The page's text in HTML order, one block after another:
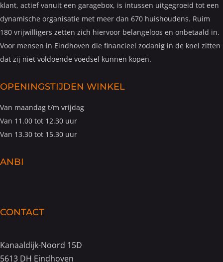
klant, actief vanuit een garagebox, is intussen uitgegroeid tot een
dynamische organisatie met meer dan 670 huishoudens. Ruim
180 vrijwilligers zetten zich hiervoor belangeloos en onbetaald in.
Voor mensen in Eindhoven die financieel zodanig in de knel zitten
dat zij niet voldoende voedsel kunnen kopen.
OPENINGSTIJDEN WINKEL
Van maandag t/m vrijdag
Van 11.00 tot 12.30 uur
Van 13.30 tot 15.30 uur
ANBI
CONTACT
Kanaaldijk-Noord 15D
5613 DH Eindhoven